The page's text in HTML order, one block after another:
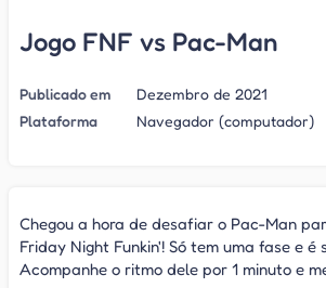
Jogo FNF vs Pac-Man
Publicado em
Dezembro de 2021
Plataforma
Navegador (computador)
Chegou a hora de desafiar o Pac-Man
Friday Night Funkin'! Só tem uma fase e é
Acompanhe o ritmo dele por 1 minuto e